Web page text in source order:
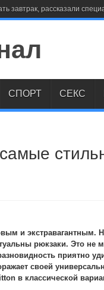
завтрак, рассказали
СПОРТ СЕКС
и экстравагантным.
рюкзаки. Это не
приятно
своей
в классической